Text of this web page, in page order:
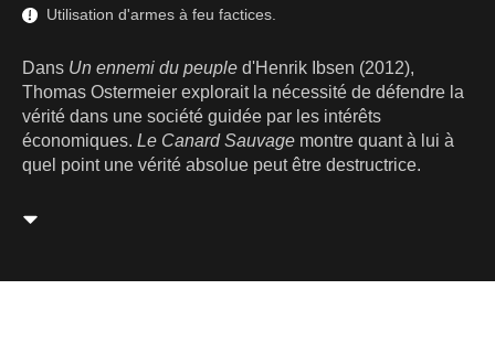
Utilisation d'armes à feu factices.
Dans Un ennemi du peuple d'Henrik Ibsen (2012),
Thomas Ostermeier explorait la nécessité de défendre la
vérité dans une société guidée par les intérêts
économiques. Le Canard Sauvage montre quant à lui à
quel point une vérité absolue peut être destructrice.